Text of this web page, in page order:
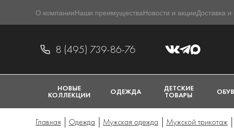
О компанииНаши преимуществаНовости и акцииДоставка
8 (495) 739-86-76
НОВЫЕ
КОЛЛЕКЦИИ ОДЕЖДА ДЕТСКИЕ
ТОВАРЫ
Главная Одежда Мужская одежда Мужской трикотаж